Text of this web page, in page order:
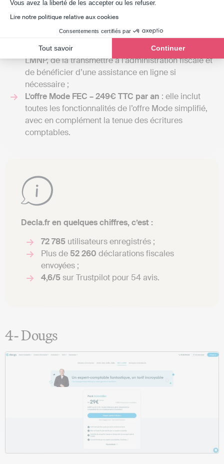
Vous avez la liberté de les accepter ou les refuser.
Lire notre politique relative aux cookies
Consentements certifiés par
Tout savoir Continuer
L’offre Gratuit – 0€ TTC par an
L’offre Mode simplifié – 219€ TTC par an: cette
formule vous permet de générer votre déclaration
LMNP, de la transmettre à l’administration fiscale et
de bénéficier d’une assistance en ligne si
nécessaire ;
L’offre Mode FEC – 249€ TTC par an : elle inclut
toutes les fonctionnalités de l’offre Mode simplifié,
avec en complément la tenue des écritures
comptables.
Decla.fr en quelques chiffres, c’est :
72 785 utilisateurs enregistrés ;
Plus de 52 260 déclarations fiscales
envoyées ;
4,6/5sur Trustpilot pour 54 avis.
4- Dougs